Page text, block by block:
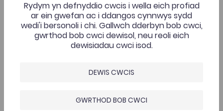
Cyflwyniad i Wasg Prifysgol Cymru
Cyflwyniad i Wasg Prifysgol Cymru gan Uwch Olygydd
Comisiynu, Cymraeg a Phynciau Cymreig y wasg, Dr
Llion Wigley. Yn y cyflwyniad hwn, ceir trosolwg o
gefndir y wasg ynghyd â chanllaw manwl i’r broses o
gyflwyno a chyhoeddi cyfrolau.
Rydym yn defnyddio cwcis i wella eich profiad
ar ein gwefan ac i ddangos cynnwys sydd
wedi'i bersonoli i chi. Gallwch dderbyn bob cwci,
gwrthod bob cwci dewisol, neu reoli eich
dewisiadau cwci isod.
DEWIS CWCIS
GWRTHOD BOB CWCI